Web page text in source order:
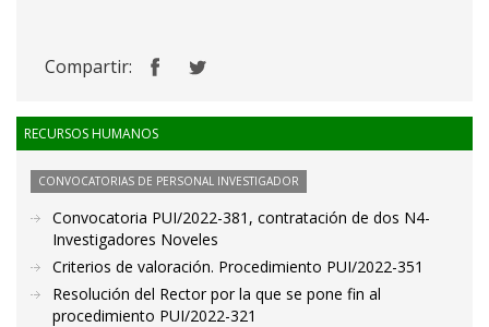
Compartir:
RECURSOS HUMANOS
CONVOCATORIAS DE PERSONAL INVESTIGADOR
Convocatoria PUI/2022-381, contratación de dos N4-
Investigadores Noveles
Criterios de valoración. Procedimiento PUI/2022-351
Resolución del Rector por la que se pone fin al
procedimiento PUI/2022-321